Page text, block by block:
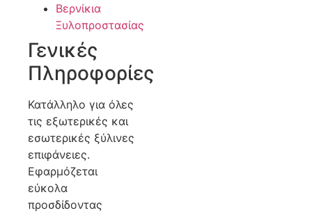
Βερνίκια
Ξυλοπροστασίας
Γενικές
Πληροφορίες
Κατάλληλο για όλες
τις εξωτερικές και
εσωτερικές ξύλινες
επιφάνειες.
Εφαρμόζεται
εύκολα
προσδίδοντας